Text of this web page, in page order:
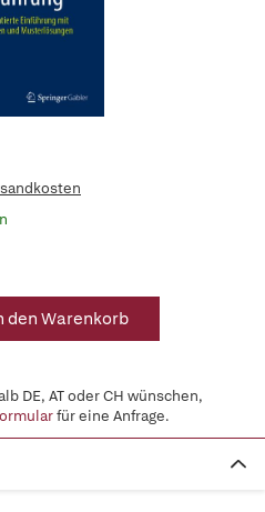
den Warenkorb
DE, AT oder CH wünschen,
für eine Anfrage.